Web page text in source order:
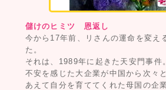
儲けのヒミツ 恩返し
今から17年前、リさんの運命を変え
た。
それは、1989年に起きた天安門事件。
不安を感じた大企業が中国から次々
あえて自分を育ててくれた母国の企